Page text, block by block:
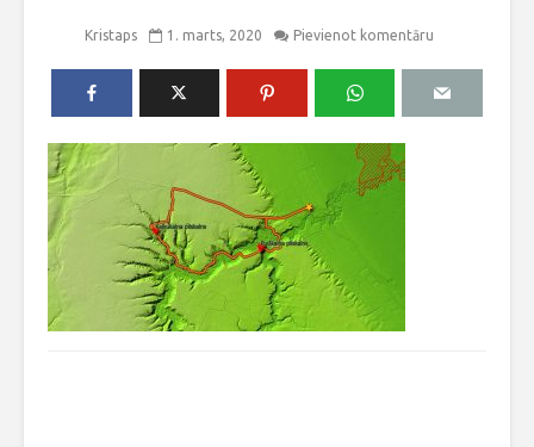
Kristaps 1. marts, 2020 Pievienot komentāru